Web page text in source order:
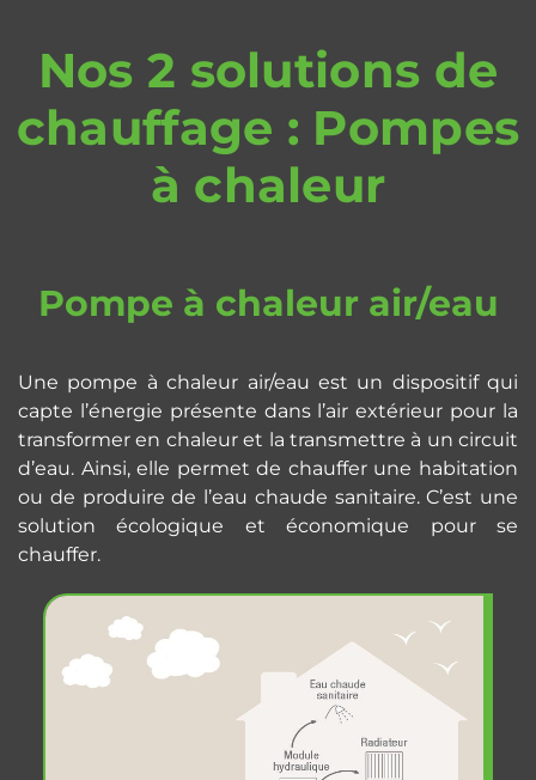
Nos 2 solutions de
chauffage : Pompes
à chaleur
Pompe à chaleur air/eau
Une pompe à chaleur air/eau est un dispositif qui
capte l’énergie présente dans l’air extérieur pour la
transformer en chaleur et la transmettre à un circuit
d’eau. Ainsi, elle permet de chauffer une habitation
ou de produire de l’eau chaude sanitaire. C’est une
solution écologique et économique pour se
chauffer.